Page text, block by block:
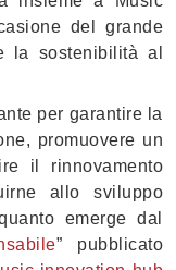
del grande
la sostenibilità al
per garantire la
promuovere un
il rinnovamento
allo sviluppo
emerge dal
” pubblicato